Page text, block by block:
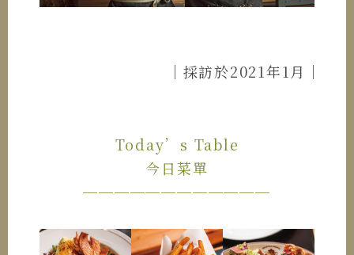
｜採訪於2021年1月｜
Today’s Table
今日菜單
────────────